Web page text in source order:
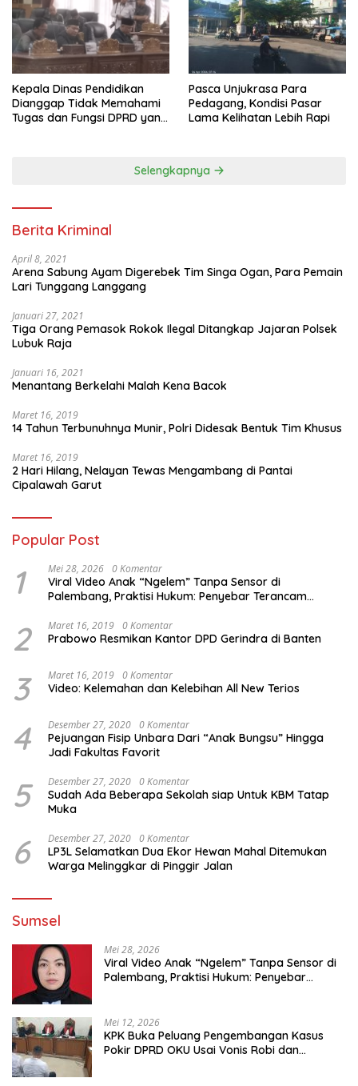
Kepala Dinas Pendidikan
Dianggap Tidak Memahami
Tugas dan Fungsi DPRD yang
Pasca Unjukrasa Para
Pedagang, Kondisi Pasar
Lama Kelihatan Lebih Rapi
Selengkapnya
Berita Kriminal
April 8, 2021
Arena Sabung Ayam Digerebek Tim Singa Ogan, Para Pemain
Lari Tunggang Langgang
Januari 27, 2021
Tiga Orang Pemasok Rokok Ilegal Ditangkap Jajaran Polsek
Lubuk Raja
Januari 16, 2021
Menantang Berkelahi Malah Kena Bacok
Maret 16, 2019
14 Tahun Terbunuhnya Munir, Polri Didesak Bentuk Tim Khusus
Maret 16, 2019
2 Hari Hilang, Nelayan Tewas Mengambang di Pantai
Cipalawah Garut
Popular Post
1 Mei 28, 2026 0 Komentar
Viral Video Anak “Ngelem” Tanpa Sensor di
Palembang, Praktisi Hukum: Penyebar Terancam
2 Maret 16, 2019 0 Komentar
Prabowo Resmikan Kantor DPD Gerindra di Banten
3 Maret 16, 2019 0 Komentar
Video: Kelemahan dan Kelebihan All New Terios
4 Desember 27, 2020 0 Komentar
Pejuangan Fisip Unbara Dari “Anak Bungsu” Hingga
Jadi Fakultas Favorit
5 Desember 27, 2020 0 Komentar
Sudah Ada Beberapa Sekolah siap Untuk KBM Tatap
Muka
6 Desember 27, 2020 0 Komentar
LP3L Selamatkan Dua Ekor Hewan Mahal Ditemukan
Warga Melinggkar di Pinggir Jalan
Sumsel
Mei 28, 2026
Viral Video Anak “Ngelem” Tanpa Sensor di
Palembang, Praktisi Hukum: Penyebar
Mei 12, 2026
KPK Buka Peluang Pengembangan Kasus
Pokir DPRD OKU Usai Vonis Robi dan